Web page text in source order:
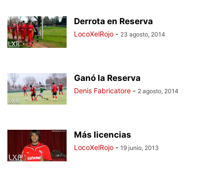
Derrota en Reserva
LocoXelRojo - 23 agosto, 2014
Ganó la Reserva
Denis Fabricatore - 2 agosto, 2014
Más licencias
LocoXelRojo - 19 junio, 2013